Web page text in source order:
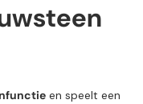
en speelt een